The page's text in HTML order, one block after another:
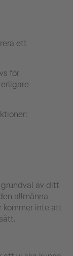
ett
för
av ditt
allmänna
kommer inte att